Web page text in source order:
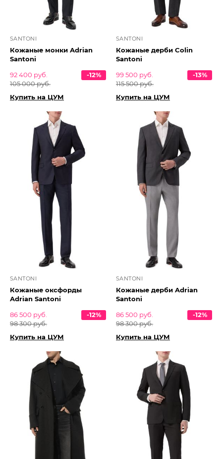
SANTONI
Кожаные монки Adrian
Santoni
92 400 руб.
105 000 руб.
-12%
Купить на ЦУМ
SANTONI
Кожаные дерби Colin
Santoni
99 500 руб.
115 500 руб.
-13%
Купить на ЦУМ
SANTONI
Кожаные оксфорды
Adrian Santoni
86 500 руб.
98 300 руб.
-12%
Купить на ЦУМ
SANTONI
Кожаные дерби Adrian
Santoni
86 500 руб.
98 300 руб.
-12%
Купить на ЦУМ